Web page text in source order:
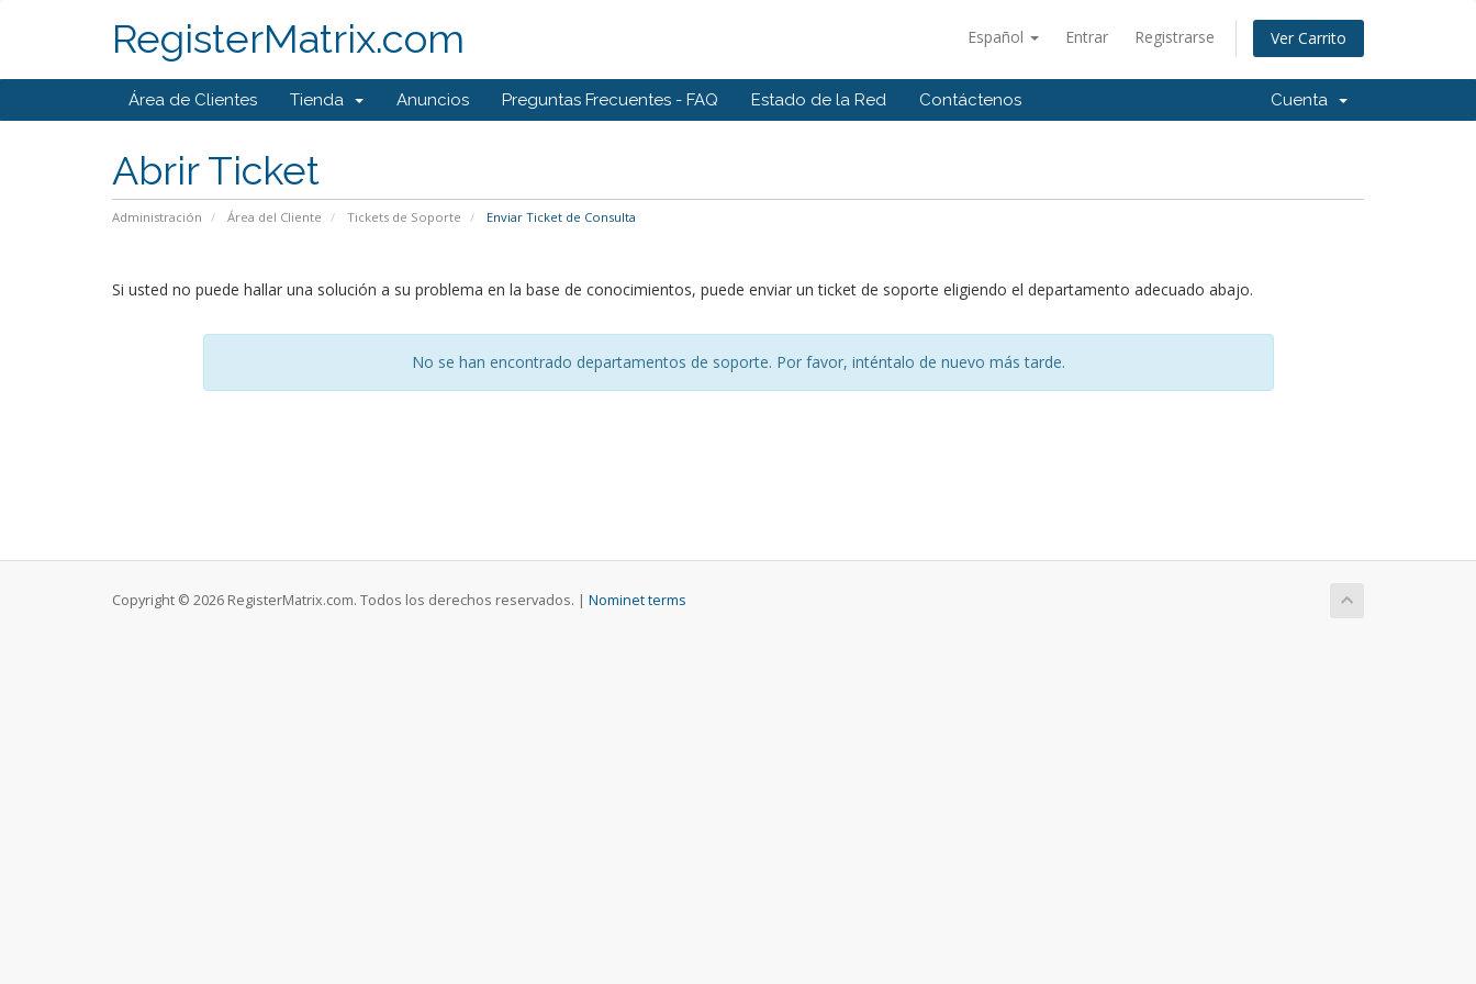
Español Entrar Registrarse Ver Carrito
RegisterMatrix.com
Área de Clientes Tienda Anuncios Preguntas Frecuentes - FAQ Estado de la Red Contáctenos Cuenta
Abrir Ticket
Administración Área del Cliente Tickets de Soporte Enviar Ticket de Consulta
Si usted no puede hallar una solución a su problema en la base de conocimientos, puede enviar un ticket de soporte eligiendo el departamento adecuado abajo.
No se han encontrado departamentos de soporte. Por favor, inténtalo de nuevo más tarde.
Copyright © 2026 RegisterMatrix.com. Todos los derechos reservados. | Nominet terms